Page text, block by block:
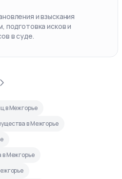
и взыскания
подготовка исков и
в суде.
в Межгорье
в Межгорье
в Межгорье